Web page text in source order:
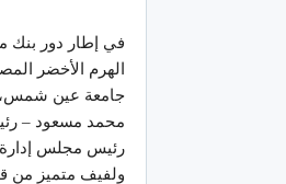
في إطار دور بنك
الهرم الأخضر
جامعة عين شمس،
محمد مسعود –
رئيس مجلس إدارة
ولفيف متميز من